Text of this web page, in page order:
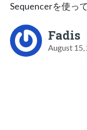
Sequencerを使っ
Fadis
August 15,